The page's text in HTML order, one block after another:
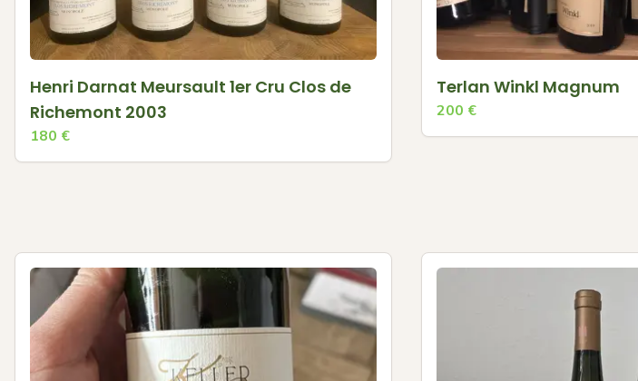
Henri Darnat Meursault 1er Cru Clos de
Richemont 2003
180 €
Terlan Winkl Magnum
200 €